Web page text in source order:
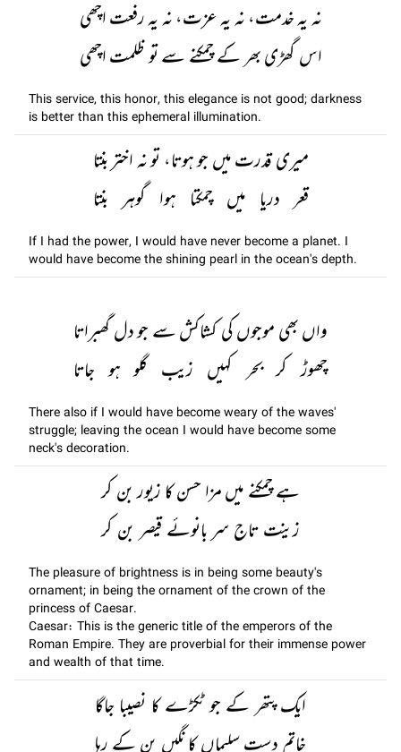
نہ یہ خدمت، نہ یہ عزت، نہ یہ رفعت اچھی
اس گھڑی بھر کے چمکنے سے تو ظلمت اچھی
This service, this honor, this elegance is not good; darkness
is better than this ephemeral illumination.
میری قدرت میں جو ہوتا، تو نہ اختر بنتا
قعر دریا میں چمکتا ہوا گوہر بنتا
If I had the power, I would have never become a planet. I
would have become the shining pearl in the ocean's depth.
واں بھی موجوں کی کشاکش سے جو دل گھبراتا
چھوڑ کر بحر کہیں زیب گلو ہو جاتا
There also if I would have become weary of the waves'
struggle; leaving the ocean I would have become some
neck's decoration.
ہے چمکنے میں مزا حسن کا زیور بن کر
زینت تاج سر بانوئے قیصر بن کر
The pleasure of brightness is in being some beauty's
ornament; in being the ornament of the crown of the
princess of Caesar.
Caesar: This is the generic title of the emperors of the
Roman Empire. They are proverbial for their immense power
and wealth of that time.
ایک پتھر کے جو ٹکڑے کا نصیبا جاگا